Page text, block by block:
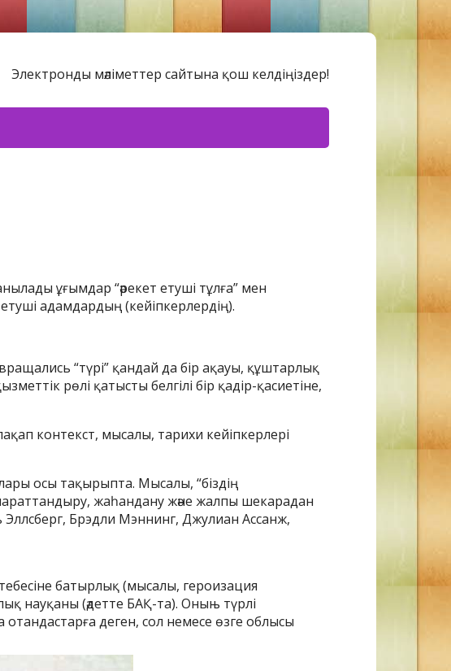
Электронды мәліметтер сайтына қош келдіңіздер!
ұғымдар “әрекет етуші тұлға” мен
адамдардың (кейіпкерлердің).
“түрі” қандай да бір ақауы, құштарлық
рөлі қатысты белгілі бір қадір-қасиетіне,
контекст, мысалы, тарихи кейіпкерлері
осы тақырыпта. Мысалы, “біздің
жаһандану және жалпы шекарадан
Эллсберг, Брэдли Мэннинг, Джулиан Ассанж,
батырлық (мысалы, героизация
науқаны (әдетте БАҚ-та). Оныњ түрлі
деген, сол немесе өзге облысы